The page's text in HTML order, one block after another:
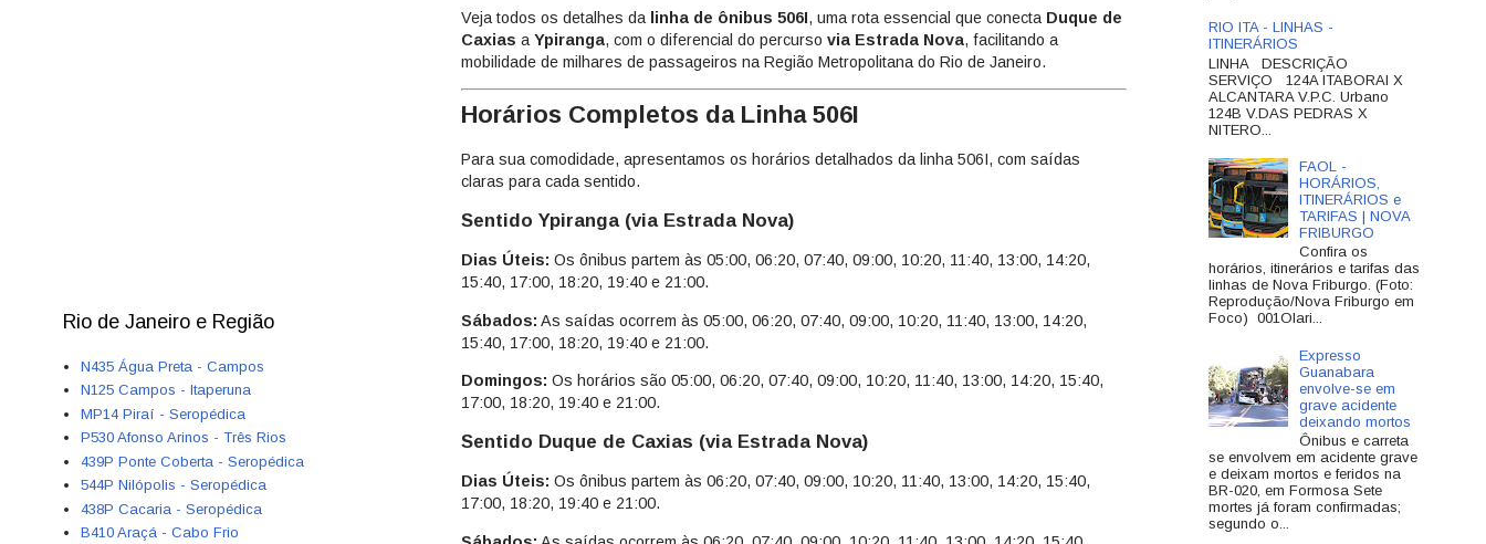
Veja todos os detalhes da linha de ônibus 506I, uma rota essencial que conecta Duque de
Caxias a Ypiranga, com o diferencial do percurso via Estrada Nova, facilitando a
mobilidade de milhares de passageiros na Região Metropolitana do Rio de Janeiro.
Horários Completos da Linha 506I
Para sua comodidade, apresentamos os horários detalhados da linha 506I, com saídas
claras para cada sentido.
Sentido Ypiranga (via Estrada Nova)
Dias Úteis: Os ônibus partem às 05:00, 06:20, 07:40, 09:00, 10:20, 11:40, 13:00, 14:20,
15:40, 17:00, 18:20, 19:40 e 21:00.
Sábados: As saídas ocorrem às 05:00, 06:20, 07:40, 09:00, 10:20, 11:40, 13:00, 14:20,
15:40, 17:00, 18:20, 19:40 e 21:00.
Domingos: Os horários são 05:00, 06:20, 07:40, 09:00, 10:20, 11:40, 13:00, 14:20, 15:40,
17:00, 18:20, 19:40 e 21:00.
Sentido Duque de Caxias (via Estrada Nova)
Dias Úteis: Os ônibus partem às 06:20, 07:40, 09:00, 10:20, 11:40, 13:00, 14:20, 15:40,
17:00, 18:20, 19:40 e 21:00.
Rio de Janeiro e Região
N435 Água Preta - Campos
N125 Campos - Itaperuna
MP14 Piraí - Seropédica
P530 Afonso Arinos - Três Rios
439P Ponte Coberta - Seropédica
544P Nilópolis - Seropédica
438P Cacaria - Seropédica
B410 Araçá - Cabo Frio
RIO ITA - LINHAS -
ITINERÁRIOS
LINHA DESCRIÇÃO
SERVIÇO 124A ITABORAI X
ALCANTARA V.P.C. Urbano
124B V.DAS PEDRAS X
NITERO...
FAOL -
HORÁRIOS,
ITINERÁRIOS e
TARIFAS | NOVA
FRIBURGO
Confira os
horários, itinerários e tarifas das
linhas de Nova Friburgo. (Foto:
Reprodução/Nova Friburgo em
Foco) 001Olari...
Expresso
Guanabara
envolve-se em
grave acidente
deixando mortos
Ônibus e carreta
se envolvem em acidente grave
e deixam mortos e feridos na
BR-020, em Formosa Sete
mortes já foram confirmadas;
segundo o...